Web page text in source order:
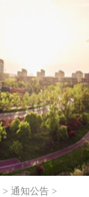
> 通知公告 >